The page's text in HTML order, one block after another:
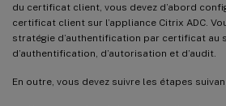
du certificat client, vous devez d’abord
certificat client sur l’appliance Citrix ADC.
stratégie d’authentification par certificat au
d’authentification, d’autorisation et d’audit.
En outre, vous devez suivre les étapes